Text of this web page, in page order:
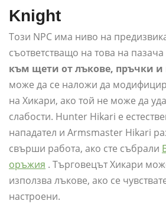
Knight
Този NPC има ниво на
съответстващо на това на
към щети от лъкове, пръчки и
може да се наложи да
на Хикари, ако той не може да
слабости. Hunter Hikari е
нападател и Armsmaster Hikari
свърши работа, ако сте събрали
оръжия . Търговецът Хикари
използва лъкове, ако се
настроени.